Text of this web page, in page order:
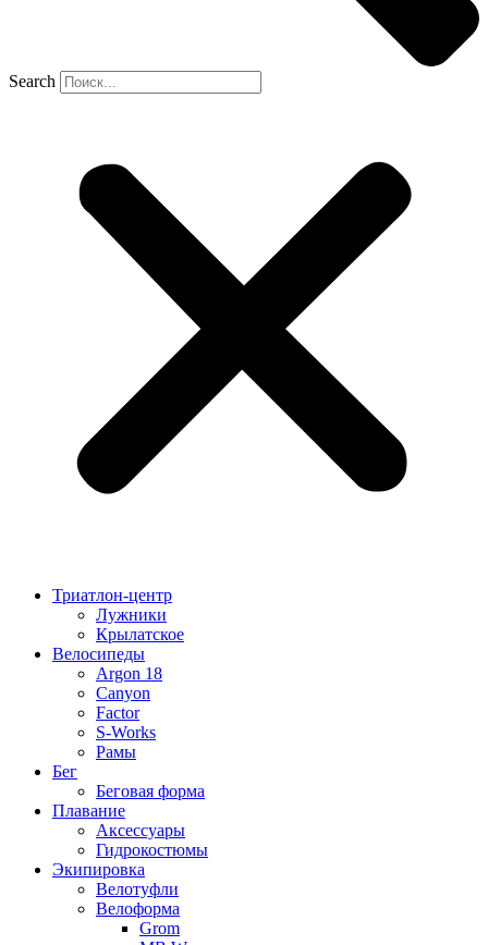
Search
Триатлон-центр
Лужники
Крылатское
Велосипеды
Argon 18
Canyon
Factor
S-Works
Рамы
Бег
Беговая форма
Плавание
Аксессуары
Гидрокостюмы
Экипировка
Велотуфли
Велоформа
Grom